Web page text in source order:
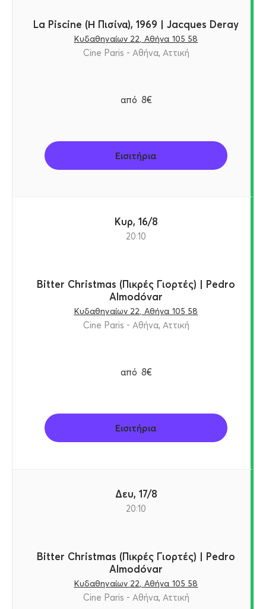
La Piscine (Η Πισίνα), 1969 | Jacques Deray
Κυδαθηναίων 22, Αθήνα 105 58
Cine Paris - Αθήνα, Αττική
από 8€
Εισιτήρια
Κυρ, 16/8
20:10
Bitter Christmas (Πικρές Γιορτές) | Pedro
Almodóvar
Κυδαθηναίων 22, Αθήνα 105 58
Cine Paris - Αθήνα, Αττική
από 8€
Εισιτήρια
Δευ, 17/8
20:10
Bitter Christmas (Πικρές Γιορτές) | Pedro
Almodóvar
Κυδαθηναίων 22, Αθήνα 105 58
Cine Paris - Αθήνα, Αττική